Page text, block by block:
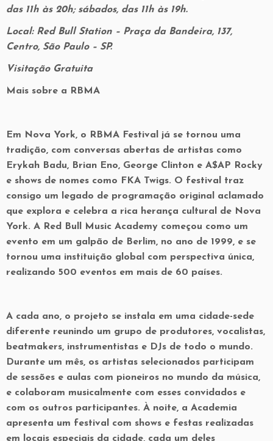
das 11h às 20h; sábados, das 11h às 19h.
Local: Red Bull Station – Praça da Bandeira, 137,
Centro, São Paulo – SP.
Visitação Gratuita
Mais sobre a RBMA
Em Nova York, o RBMA Festival já se tornou uma
tradição, com conversas abertas de artistas como
Erykah Badu, Brian Eno, George Clinton e A$AP Rocky
e shows de nomes como FKA Twigs. O festival traz
consigo um legado de programação original aclamado
que explora e celebra a rica herança cultural de Nova
York. A Red Bull Music Academy começou como um
evento em um galpão de Berlim, no ano de 1999, e se
tornou uma instituição global com perspectiva única,
realizando 500 eventos em mais de 60 países.
A cada ano, o projeto se instala em uma cidade-sede
diferente reunindo um grupo de produtores, vocalistas,
beatmakers, instrumentistas e DJs de todo o mundo.
Durante um mês, os artistas selecionados participam
de sessões e aulas com pioneiros no mundo da música,
e colaboram musicalmente com esses convidados e
com os outros participantes. À noite, a Academia
apresenta um festival com shows e festas realizadas
em locais especiais da cidade, cada um deles